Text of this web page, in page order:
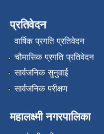
प्रतिवेदन
वार्षिक प्रगति प्रतिवेदन
चौमासिक प्रगति प्रतिवेदन
सार्वजनिक सुनुवाई
सार्वजनिक परीक्षण
महालक्ष्मी नगरपालिका